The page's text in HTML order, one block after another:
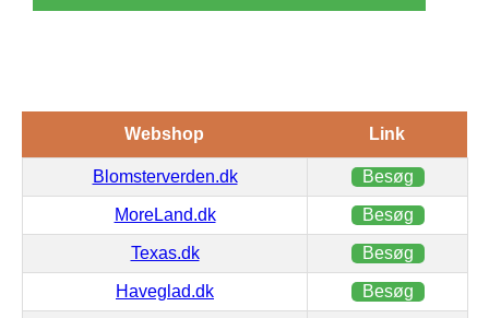
Webshop Link
Blomsterverden.dk Besøg
MoreLand.dk Besøg
Texas.dk Besøg
Haveglad.dk Besøg